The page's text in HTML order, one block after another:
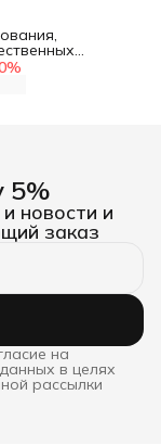
% № 2, 4,
5%
новости и
заказ
на
в целях
рассылки